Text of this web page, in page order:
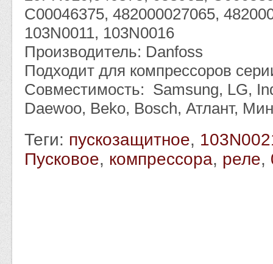
C00046375, 482000027065,
103N0011, 103N0016
Производитель: Danfoss
Подходит для компрессоров
Совместимость: Samsung, LG,
Daewoo, Beko, Bosch, Атлант,
Теги: пускозащитное,
Пусковое, компрессора, реле,